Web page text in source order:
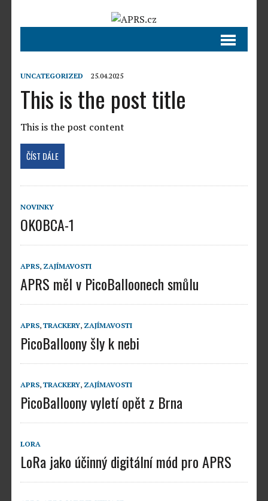
UNCATEGORIZED 25.04.2025
This is the post title
This is the post content
ČÍST DÁLE
NOVINKY
OK0BCA-1
APRS, ZAJÍMAVOSTI
APRS měl v PicoBalloonech smůlu
APRS, TRACKERY, ZAJÍMAVOSTI
PicoBalloony šly k nebi
APRS, TRACKERY, ZAJÍMAVOSTI
PicoBalloony vyletí opět z Brna
LORA
LoRa jako účinný digitální mód pro APRS